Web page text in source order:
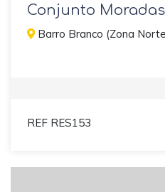
Conjunto
Barro Branco (Zona
REF RES153